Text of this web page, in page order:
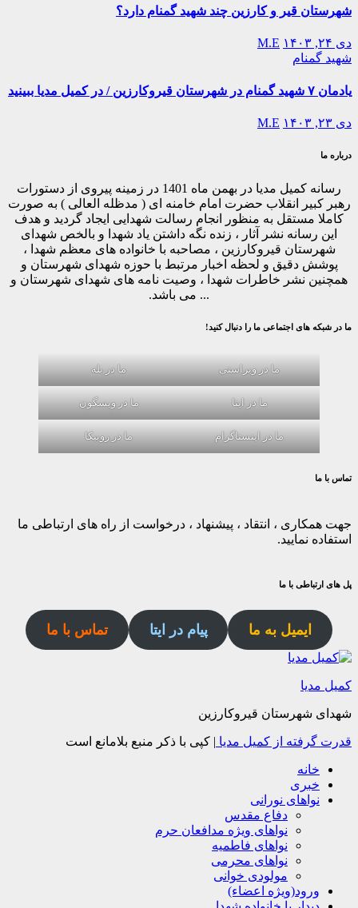
شهرستان قیر و کارزین چند شهید گمنام دارد؟
دی ۲۴, ۱۴۰۳
M.E
شهید گمنام
یادمان ۷ شهید گمنام در شهرستان قیروکارزین / در کمیل مدیا ببینید
دی ۲۳, ۱۴۰۳ M.E
درباره ما
رسانه کمیل مدیا در بهمن ماه 1401 در زمینه پیروی از دستورات
رهبر کبیر انقلاب حضرت امام خامنه ای ( مدظله العالی ) به صورت
کاملا مستقل به منظور انجام رسالت شهدایی ایجاد گردید و هدف
این رسانه نشر آثار ، زنده نگه داشتن یاد شهدا و بالخص شهدای
شهرستان قیروکارزین ، مصاحبه با خانواده های معظم شهدا ،
پوشش دقیق و لحظه اخبار مرتبط با حوزه شهدای شهرستان و
همچنین نشر خاطرات شهدا ، وصیت نامه های شهدای شهرستان و
... می باشد.
ما در شبکه های اجتماعی ما را دنبال کنید!
ما در ویراستی ما در بله
ما در ایتا ما در ویسگون
ما در اینستاگرام ما در روبیکا
تماس با ما
جهت همکاری ، انتقاد ، پیشنهاد ، درخواست از راه های ارتباطی ما
استفاده نمایید.
پل های ارتباطی با ما
ایمیل به ما پیام در ایتا تماس با ما
کمیل مدیا
شهدای شهرستان قیروکارزین
قدرت گرفته از کمیل مدیا | کپی با ذکر منبع بلامانع است
خانه
خبری
نواهای نورانی
دفاع مقدس
نواهای ویژه مدافعان حرم
نواهای فاطمیه
نواهای محرمی
مولودی خوانی
ورود(ویژه اعضاء)